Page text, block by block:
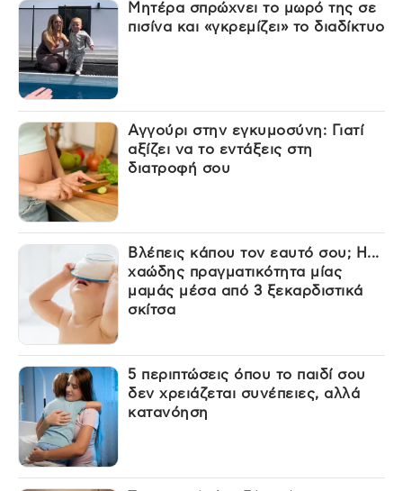
Μητέρα σπρώχνει το μωρό της σε
πισίνα και «γκρεμίζει» το διαδίκτυο
Αγγούρι στην εγκυμοσύνη: Γιατί
αξίζει να το εντάξεις στη
διατροφή σου
Βλέπεις κάπου τον εαυτό σου; Η...
χαώδης πραγματικότητα μίας
μαμάς μέσα από 3 ξεκαρδιστικά
σκίτσα
5 περιπτώσεις όπου το παιδί σου
δεν χρειάζεται συνέπειες, αλλά
κατανόηση